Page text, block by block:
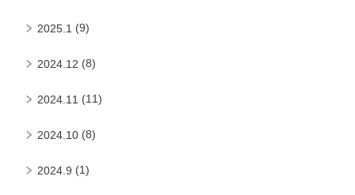
2025.1 (9)
2024.12 (8)
2024.11 (11)
2024.10 (8)
2024.9 (1)